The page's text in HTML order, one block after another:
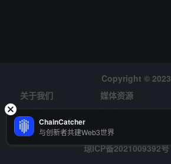
Copyright © 2023
关于我们
媒体资源
风险提示
招聘
琼ICP备2021009392号
ChainCatcher
与创新者共建Web3世界